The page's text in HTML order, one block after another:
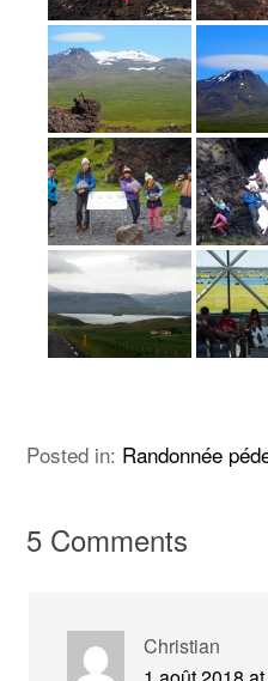
Posted in: Randonnée
5 Comments
Christian